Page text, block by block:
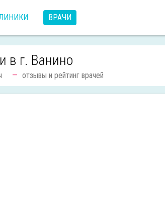
ВРАЧИ
в г. Ванино
отзывы и рейтинг врачей